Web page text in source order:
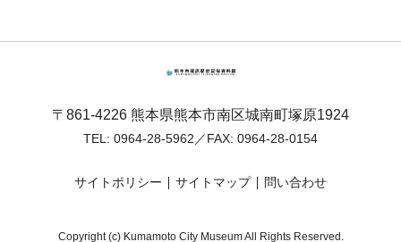
〒861-4226 熊本県熊本市南区城南町塚原1924
TEL: 0964-28-5962 ／FAX: 0964-28-0154
サイトポリシー サイトマップ 問い合わせ
Copyright (c) Kumamoto City Museum All Rights Reserved.